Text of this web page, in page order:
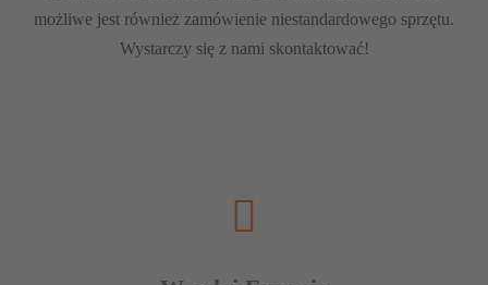
możliwe jest również zamówienie niestandardowego sprzętu.
Wystarczy się z nami skontaktować!